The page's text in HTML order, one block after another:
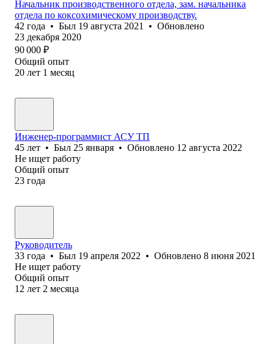
Начальник производственного отдела, зам. начальника
отдела по коксохимическому производству.
42 года • Был 19 августа 2021 • Обновлено
23 декабря 2020
90 000 ₽
Общий опыт
20 лет 1 месяц
Инженер-программист АСУ ТП
45 лет • Был 25 января • Обновлено 12 августа 2022
Не ищет работу
Общий опыт
23 года
Руководитель
33 года • Был 19 апреля 2022 • Обновлено 8 июня 2021
Не ищет работу
Общий опыт
12 лет 2 месяца